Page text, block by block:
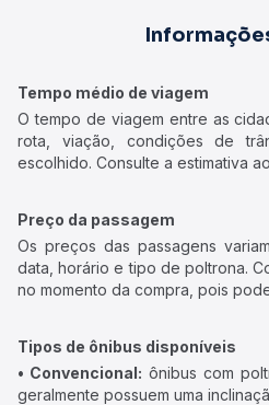
Tempo médio de viagem
O tempo de viagem entre as
rota, viação, condições de
escolhido. Consulte a estimativa
Preço da passagem
Os preços das passagens
data, horário e tipo de poltrona.
no momento da compra, pois
Tipos de ônibus disponíveis
• Convencional: ônibus com
geralmente possuem uma